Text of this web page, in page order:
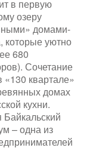
в первую
озеру
домами-
которые уютно
680
Сочетание
«130 квартале»
домах
кухни.
Байкальский
– одна из